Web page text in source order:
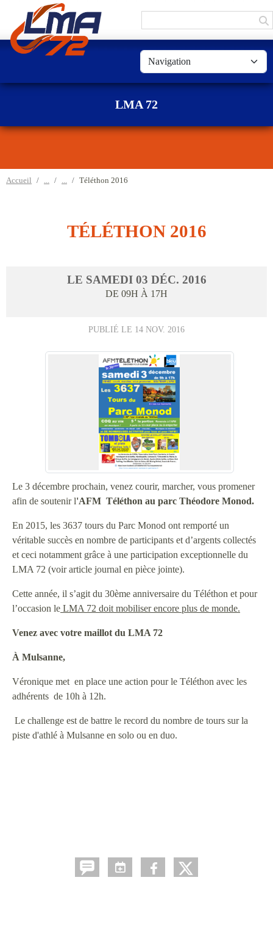
LMA 72
Accueil Téléthon 2016
TÉLÉTHON 2016
LE SAMEDI 03 DÉC. 2016
DE 09H À 17H
PUBLIÉ LE 14 NOV. 2016
Le 3 décembre prochain, venez courir, marcher, vous promener
afin de soutenir l'AFM Téléthon au parc Théodore Monod.
En 2015, les 3637 tours du Parc Monod ont remporté un
véritable succès en nombre de participants et d’argents collectés
et ceci notamment grâce à une participation exceptionnelle du
LMA 72 (voir article journal en pièce jointe).
Cette année, il s’agit du 30ème anniversaire du Téléthon et pour
l’occasion le LMA 72 doit mobiliser encore plus de monde.
Venez avec votre maillot du LMA 72
À Mulsanne,
Véronique met en place une action pour le Téléthon avec les
adhérents de 10h à 12h.
Le challenge est de battre le record du nombre de tours sur la
piste d'athlé à Mulsanne en solo ou en duo.
Panneau de gestion des cookies